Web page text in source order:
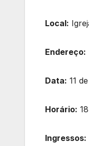
Local:
Endereço:
Data: 11
Horário:
Ingressos: